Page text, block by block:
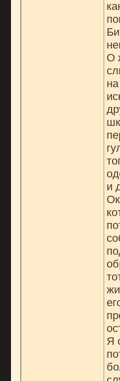
О
и
Я